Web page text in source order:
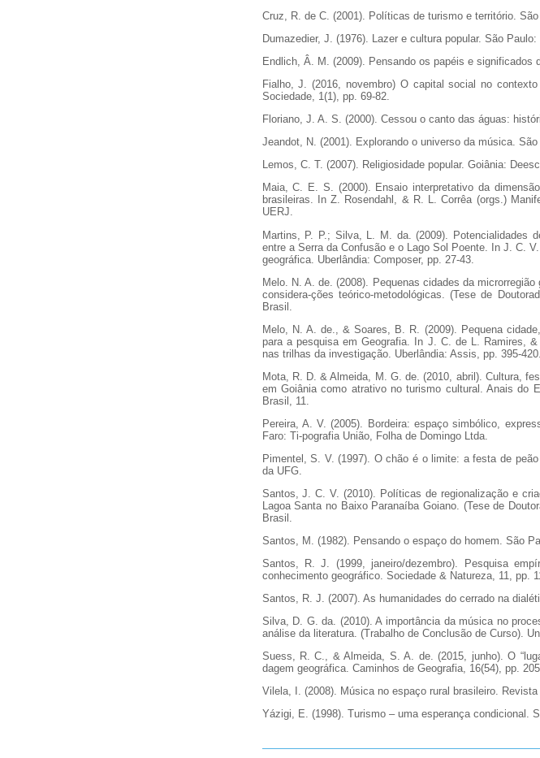
Cruz, R. de C. (2001). Políticas de turismo e território.
Dumazedier, J. (1976). Lazer e cultura popular. São
Endlich, Â. M. (2009). Pensando os papéis e significados
Fialho, J. (2016, novembro) O capital social no
Sociedade, 1(1), pp. 69-82.
Floriano, J. A. S. (2000). Cessou o canto das águas:
Jeandot, N. (2001). Explorando o universo da música.
Lemos, C. T. (2007). Religiosidade popular. Goiânia:
Maia, C. E. S. (2000). Ensaio interpretativo da
brasileiras. In Z. Rosendahl, & R. L. Corrêa (orgs.)
UERJ.
Martins, P. P.; Silva, L. M. da. (2009). Potencialidades
entre a Serra da Confusão e o Lago Sol Poente. In J. C.
geográfica. Uberlândia: Composer, pp. 27-43.
Melo. N. A. de. (2008). Pequenas cidades da
considera-ções teórico-metodológicas. (Tese de
Brasil.
Melo, N. A. de., & Soares, B. R. (2009). Pequena
para a pesquisa em Geografia. In J. C. de L. Ramires,
nas trilhas da investigação. Uberlândia: Assis, pp. 395-420.
Mota, R. D. & Almeida, M. G. de. (2010, abril). Cultura,
em Goiânia como atrativo no turismo cultural. Anais do
Brasil, 11.
Pereira, A. V. (2005). Bordeira: espaço simbólico,
Faro: Ti-pografia União, Folha de Domingo Ltda.
Pimentel, S. V. (1997). O chão é o limite: a festa de
da UFG.
Santos, J. C. V. (2010). Políticas de regionalização e
Lagoa Santa no Baixo Paranaíba Goiano. (Tese de
Brasil.
Santos, M. (1982). Pensando o espaço do homem. São
Santos, R. J. (1999, janeiro/dezembro). Pesquisa
conhecimento geográfico. Sociedade & Natureza, 11, pp.
Santos, R. J. (2007). As humanidades do cerrado na
Silva, D. G. da. (2010). A importância da música no
análise da literatura. (Trabalho de Conclusão de Curso).
Suess, R. C., & Almeida, S. A. de. (2015, junho). O
dagem geográfica. Caminhos de Geografia, 16(54), pp.
Vilela, I. (2008). Música no espaço rural brasileiro.
Yázigi, E. (1998). Turismo – uma esperança condicional.